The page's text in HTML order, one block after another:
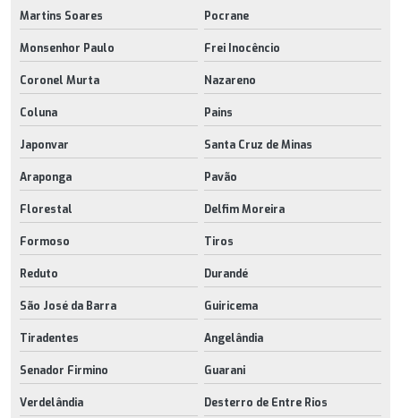
Martins Soares Pocrane
Monsenhor Paulo Frei Inocêncio
Coronel Murta Nazareno
Coluna Pains
Japonvar Santa Cruz de Minas
Araponga Pavão
Florestal Delfim Moreira
Formoso Tiros
Reduto Durandé
São José da Barra Guiricema
Tiradentes Angelândia
Senador Firmino Guarani
Verdelândia Desterro de Entre Rios